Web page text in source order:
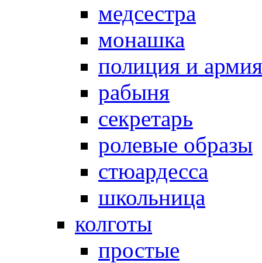
медсестра
монашка
полиция и армия
рабыня
секретарь
ролевые образы
стюардесса
школьница
колготы
простые